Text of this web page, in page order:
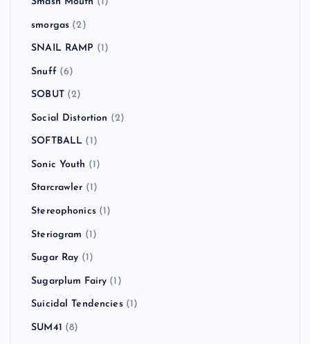
smorgas (2)
SNAIL RAMP (1)
Snuff (6)
SOBUT(2)
Social Distortion (2)
SOFTBALL (1)
Sonic Youth (1)
Starcrawler (1)
Stereophonics(1)
Steriogram (1)
Sugar Ray (1)
Sugarplum Fairy (1)
Suicidal Tendencies(1)
SUM41 (8)